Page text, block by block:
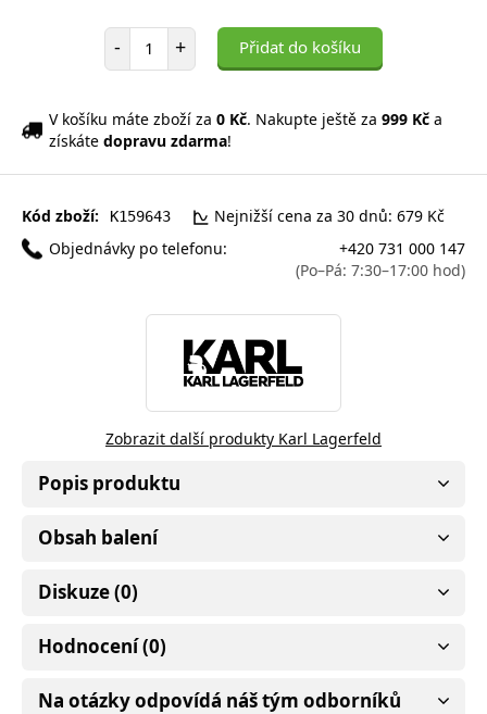
- Počet položek
+ Přidat do košíku
V košíku máte zboží za 0 Kč. Nakupte ještě za 999 Kč a
získáte dopravu zdarma!
Kód zboží: K159643
Nejnižší cena za 30 dnů: 679 Kč
Objednávky po telefonu:
+420 731 000 147
(Po–Pá: 7:30–17:00 hod)
Zobrazit další produkty Karl Lagerfeld
Popis produktu
Obsah balení
Diskuze (0)
Hodnocení (0)
Na otázky odpovídá náš tým odborníků